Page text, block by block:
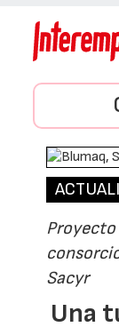
Proyecto
Sacyr
Una